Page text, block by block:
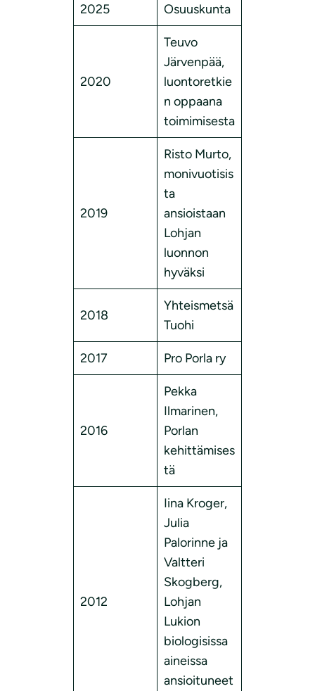
2025
Osuuskunta
2020
Teuvo
Järvenpää,
luontoretkie
n oppaana
toimimisesta
2019
Risto Murto,
monivuotisis
ta
ansioistaan
Lohjan
luonnon
hyväksi
2018
Yhteismetsä
Tuohi
2017 Pro Porla ry
2016
Pekka
Ilmarinen,
Porlan
kehittämises
tä
2012
Iina Kroger,
Julia
Palorinne ja
Valtteri
Skogberg,
Lohjan
Lukion
biologisissa
aineissa
ansioituneet